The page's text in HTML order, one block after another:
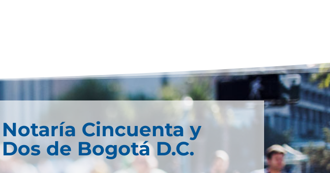
Notaría Cincuenta y
Dos de Bogotá D.C.